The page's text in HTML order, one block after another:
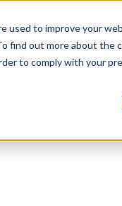
to improve your
out more about the
to comply with your
Sobriété